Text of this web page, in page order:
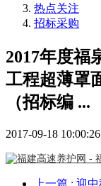
热点关注
招标采购
2017年度福
工程超薄罩
（招标编 ...
2017-09-18 10:00:26
上一篇 : 迎